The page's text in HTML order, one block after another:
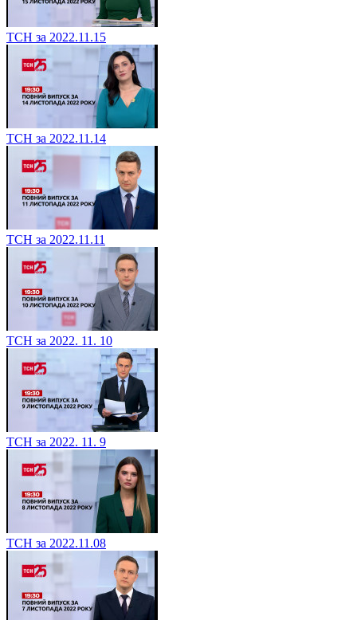
ТСН за 2022.11.15
ТСН за 2022.11.14
ТСН за 2022.11.11
ТСН за 2022. 11. 10
ТСН за 2022. 11. 9
ТСН за 2022.11.08